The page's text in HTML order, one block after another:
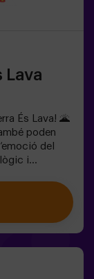
|
Lava
És Lava! 🌋
poden
del
i
infantils i
i
a nens i